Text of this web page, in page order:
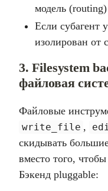
модель (routing)
Если субагент
изолирован от
3. Filesystem
файловая
Файловые
write_file ,
скидывать
вместо того,
Бэкенд pluggable: